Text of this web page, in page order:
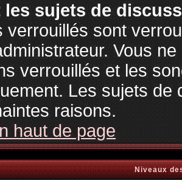
les sujets de
verrouillés sont
Vous
verrouillés et les
Les sujets
raisons.
haut de page
Niveaux